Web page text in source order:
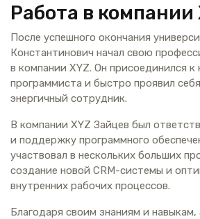
Работа в компании
После успешного окончания
Константинович начал свою
в компании XYZ. Он присоединился к
программиста и быстро проявил
энергичный сотрудник.
В компании XYZ Зайцев был
и поддержку программного
участвовал в нескольких больших
создание новой CRM-системы и
внутренних рабочих процессов.
Благодаря своим знаниям и навыкам,